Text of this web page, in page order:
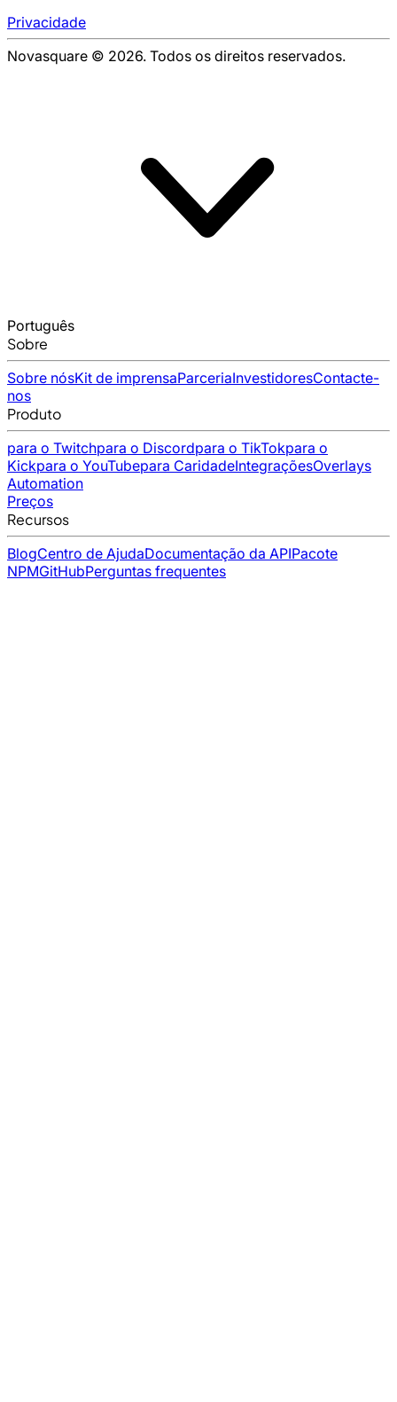
Privacidade
Novasquare © 2026. Todos os direitos reservados.
Português
Sobre
Sobre nósKit de imprensaParceriaInvestidoresContacte-
nos
Produto
para o Twitchpara o Discordpara o TikTokpara o
Kickpara o YouTubepara CaridadeIntegraçõesOverlays
Automation
Preços
Recursos
BlogCentro de AjudaDocumentação da APIPacote
NPMGitHubPerguntas frequentes